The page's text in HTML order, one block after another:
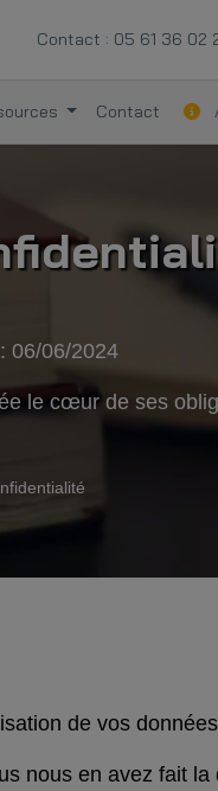
Contact : 05 61 36 02
Contact
06/06/2024
le cœur de ses
de vos
nous en avez fait la